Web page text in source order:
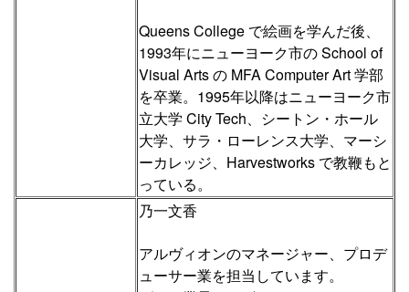
Queens College で絵画を学んだ後、
1993年にニューヨーク市の School of
Visual Arts の MFA Computer Art 学部
を卒業。1995年以降はニューヨーク市
立大学 City Tech、シートン・ホール
大学、サラ・ローレンス大学、マーシ
ーカレッジ、Harvestworks で教鞭もと
っている。
乃一文香
アルヴィオンのマネージャー、プロデ
ューサー業を担当しています。